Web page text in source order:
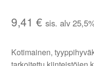
9,41 € sis. alv
Kotimainen,